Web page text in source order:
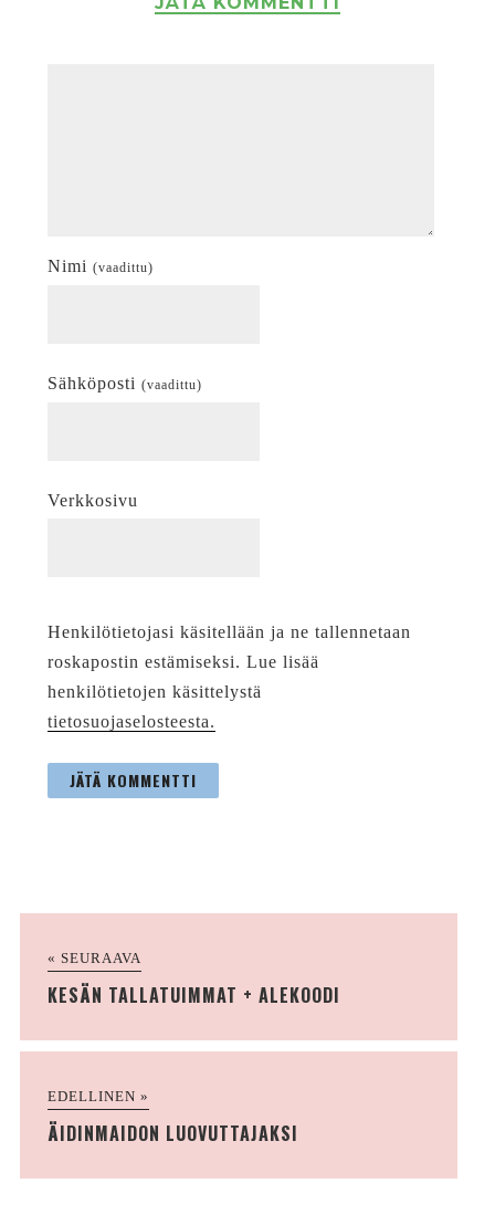
Nimi (vaadittu)
Sähköposti (vaadittu)
Verkkosivu
Henkilötietojasi käsitellään ja ne tallennetaan
roskapostin estämiseksi. Lue lisää
henkilötietojen käsittelystä
tietosuojaselosteesta.
« SEURAAVA
KESÄN TALLATUIMMAT + ALEKOODI
EDELLINEN »
ÄIDINMAIDON LUOVUTTAJAKSI